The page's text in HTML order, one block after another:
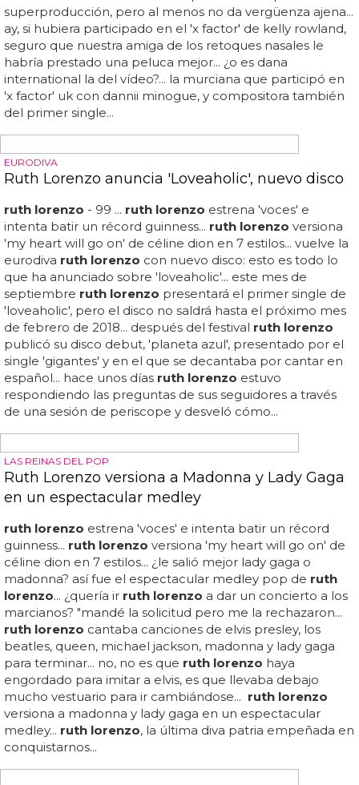
EURODRAMA
Ruth Lorenzo estrena 'Voces' e intenta batir un
Más sobreruth lorenzo...ruth lorenzo- voces... ¡casi
nada! te dejamos con el lyric video de 'voces' deruth
lorenzo... primer gayday en españa en el parque de
atracciones de madrid conruth lorenzo... ruth lorenzo
versiona 'my heart will go on' de céline dion en 7 estilos...
ruth lorenzovuelve con 'voces' y pretende batir un
récord guinness cantando en 8 ciudades en 12 horas...
pero para darle más bombo a este single benéfico,ruth
lorenzointentará batir un récord guinness mañana
miércoles... seguro queruth lorenzose guarda en la
manga un nuevo 'gigantes', 'the night' o '99' para
presentar su segundo disco más adelante... ¿qué tal
suena 'voces' deruth lorenzo? tan bonita y melodramá...
MURCIANA EN LA BAÑERA
Ruth Lorenzo estrena el vídeo de 'The Night'
La canción gana bastante con las escuchas, así que
disfrútala de nuevo ahora acompañada de imágenes: